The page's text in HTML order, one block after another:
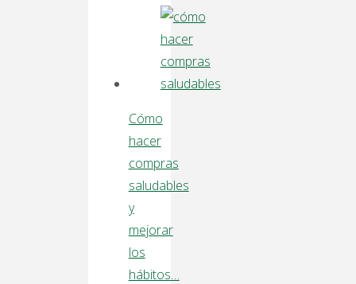
Cómo
hacer
compras
saludables
y
mejorar
los
hábitos…